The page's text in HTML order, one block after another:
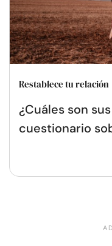
Restablece tu relación
¿Cuáles son
cuestionario